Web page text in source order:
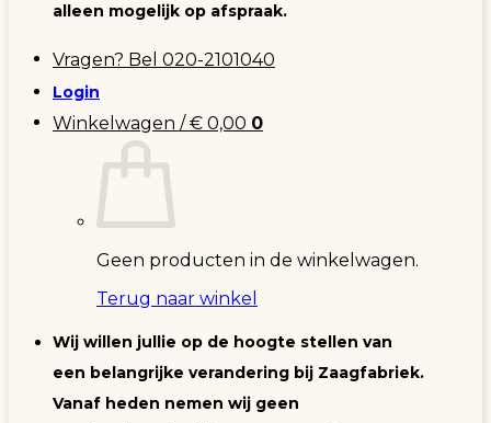
alleen mogelijk op afspraak.
Vragen? Bel 020-2101040
Login
Winkelwagen /€ 0,00 0
Geen producten in de winkelwagen.
Terug naar winkel
Wij willen jullie op de hoogte stellen van
een belangrijke verandering bij Zaagfabriek.
Vanaf heden nemen wij geen